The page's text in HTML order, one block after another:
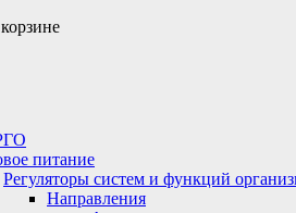
питание
Регуляторы систем и функций
Направления